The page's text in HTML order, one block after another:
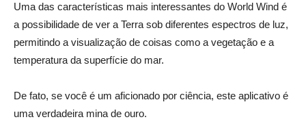
Uma das características mais interessantes do World Wind é
a possibilidade de ver a Terra sob diferentes espectros de luz,
permitindo a visualização de coisas como a vegetação e a
temperatura da superfície do mar.
De fato, se você é um aficionado por ciência, este aplicativo é
uma verdadeira mina de ouro.